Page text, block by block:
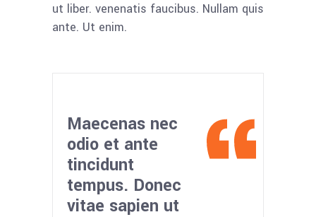
ut liber. venenatis faucibus. Nullam quis
ante. Ut enim.
Maecenas nec
odio et ante
tincidunt
tempus. Donec
vitae sapien ut